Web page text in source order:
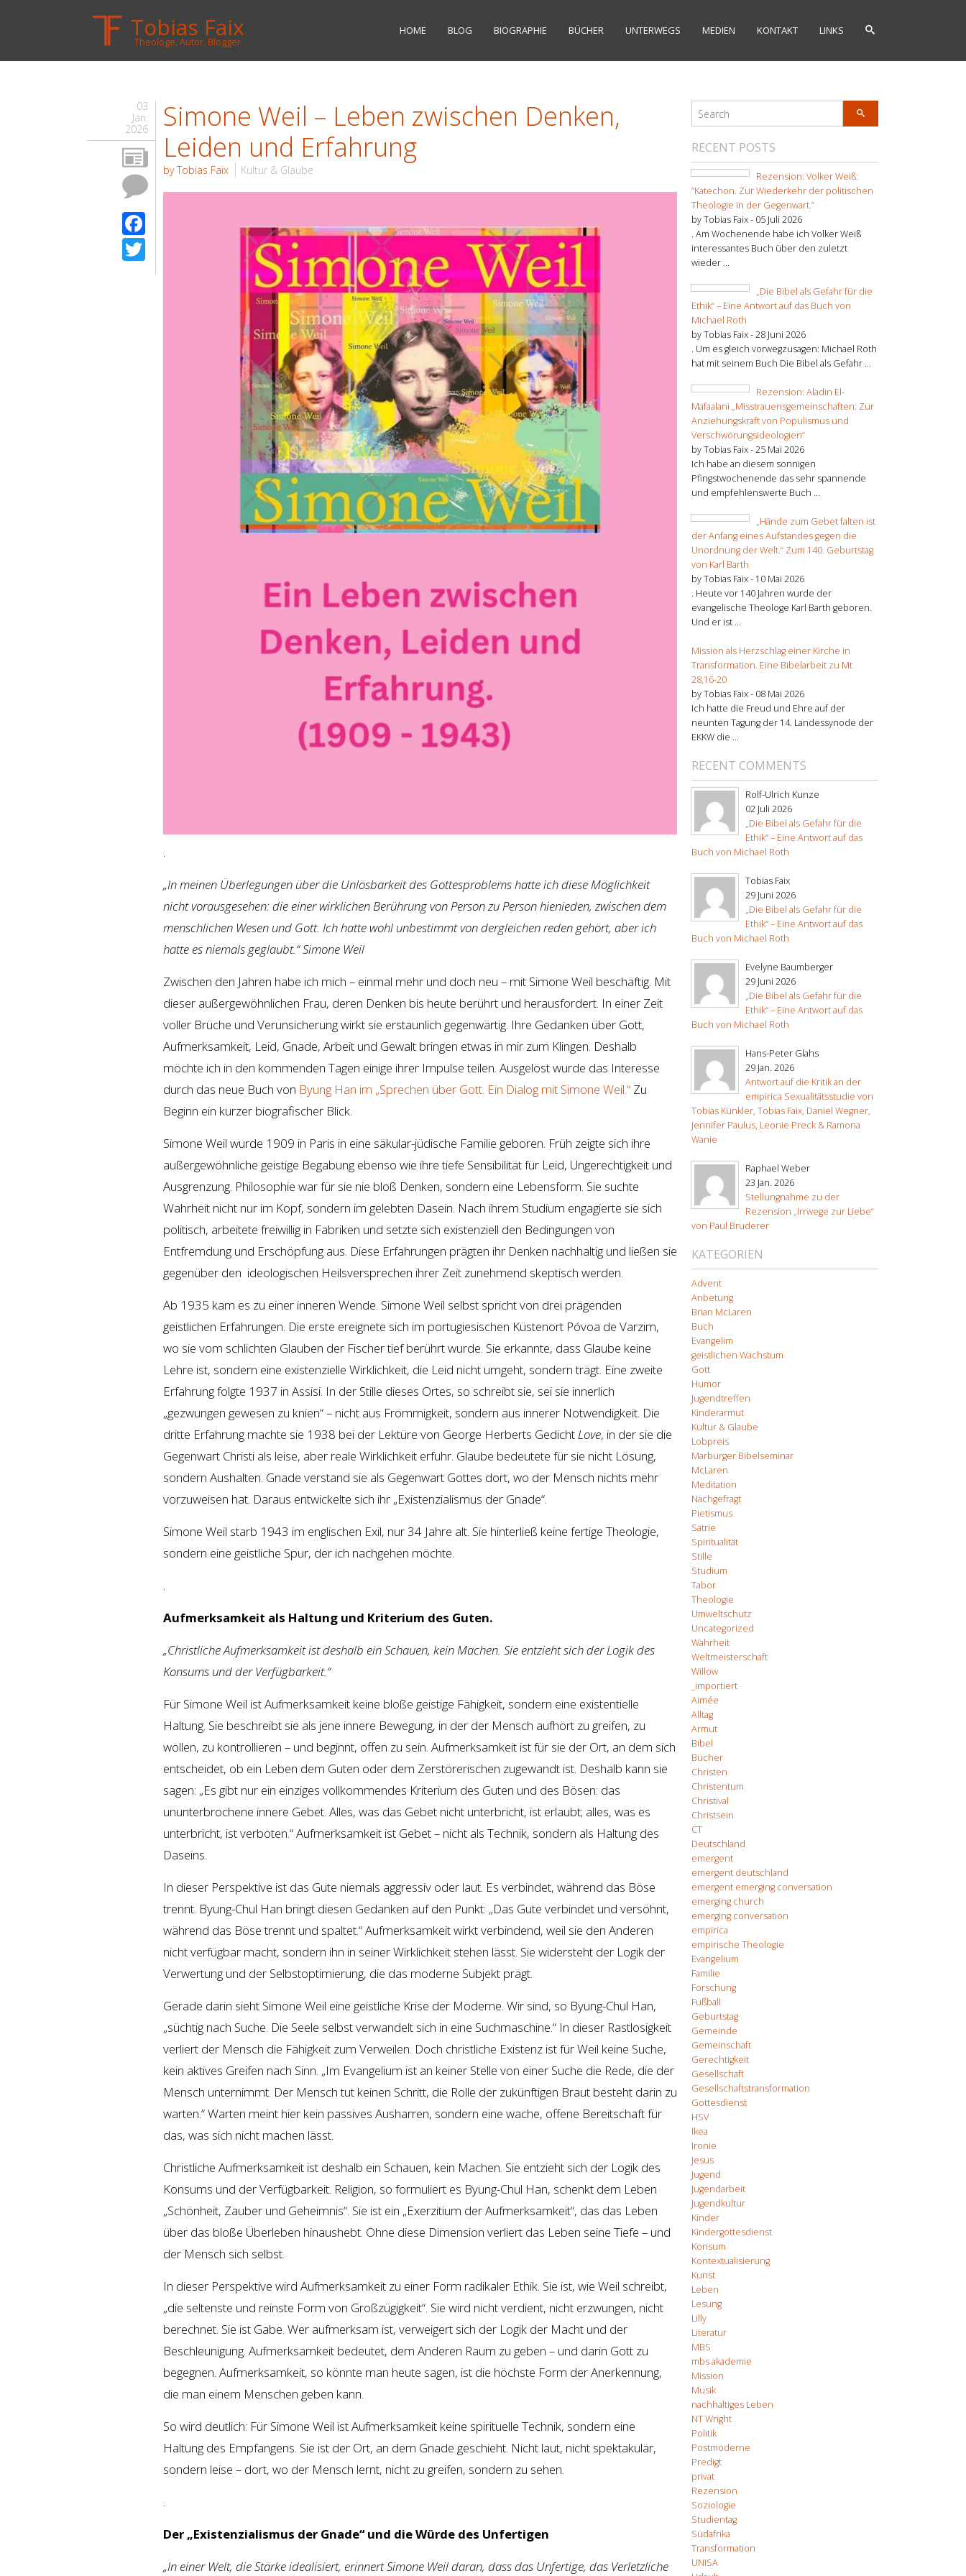
Tobias Faix
Theologe, Autor, Blogger
HOME BLOG BIOGRAPHIE BÜCHER UNTERWEGS MEDIEN KONTAKT LINKS
03
Jan.
2026
Facebook
Simone Weil – Leben zwischen Denken,
Leiden und Erfahrung
by Tobias Faix Kultur & Glaube
.
„In meinen Überlegungen über die Unlösbarkeit des Gottesproblems hatte ich diese Möglichkeit
nicht vorausgesehen: die einer wirklichen Berührung von Person zu Person hienieden, zwischen dem
menschlichen Wesen und Gott. Ich hatte wohl unbestimmt von dergleichen reden gehört, aber ich
hatte es niemals geglaubt.“ Simone Weil
Zwischen den Jahren habe ich mich – einmal mehr und doch neu – mit Simone Weil beschäftig. Mit
dieser außergewöhnlichen Frau, deren Denken bis heute berührt und herausfordert. In einer Zeit
voller Brüche und Verunsicherung wirkt sie erstaunlich gegenwärtig. Ihre Gedanken über Gott,
Aufmerksamkeit, Leid, Gnade, Arbeit und Gewalt bringen etwas in mir zum Klingen. Deshalb
möchte ich in den kommenden Tagen einige ihrer Impulse teilen. Ausgelöst wurde das Interesse
durch das neue Buch von Byung Han im „Sprechen über Gott. Ein Dialog mit Simone Weil.“ Zu
Beginn ein kurzer biografischer Blick.
Simone Weil wurde 1909 in Paris in eine säkular-jüdische Familie geboren. Früh zeigte sich ihre
außergewöhnliche geistige Begabung ebenso wie ihre tiefe Sensibilität für Leid, Ungerechtigkeit und
Ausgrenzung. Philosophie war für sie nie bloß Denken, sondern eine Lebensform. Sie suchte
Wahrheit nicht nur im Kopf, sondern im gelebten Dasein. Nach ihrem Studium engagierte sie sich
politisch, arbeitete freiwillig in Fabriken und setzte sich existenziell den Bedingungen von
Entfremdung und Erschöpfung aus. Diese Erfahrungen prägten ihr Denken nachhaltig und ließen sie
gegenüber den ideologischen Heilsversprechen ihrer Zeit zunehmend skeptisch werden.
Ab 1935 kam es zu einer inneren Wende. Simone Weil selbst spricht von drei prägenden
geistlichen Erfahrungen. Die erste ereignete sich im portugiesischen Küstenort Póvoa de Varzim,
wo sie vom schlichten Glauben der Fischer tief berührt wurde. Sie erkannte, dass Glaube keine
Lehre ist, sondern eine existenzielle Wirklichkeit, die Leid nicht umgeht, sondern trägt. Eine zweite
Erfahrung folgte 1937 in Assisi. In der Stille dieses Ortes, so schreibt sie, sei sie innerlich
„gezwungen gewesen zu knien“ – nicht aus Frömmigkeit, sondern aus innerer Notwendigkeit. Die
dritte Erfahrung machte sie 1938 bei der Lektüre von George Herberts GedichtLove, in der sie die
Gegenwart Christi als leise, aber reale Wirklichkeit erfuhr. Glaube bedeutete für sie nicht Lösung,
sondern Aushalten. Gnade verstand sie als Gegenwart Gottes dort, wo der Mensch nichts mehr
vorzuweisen hat. Daraus entwickelte sich ihr „Existenzialismus der Gnade“.
Simone Weil starb 1943 im englischen Exil, nur 34 Jahre alt. Sie hinterließ keine fertige Theologie,
sondern eine geistliche Spur, der ich nachgehen möchte.
.
Aufmerksamkeit als Haltung und Kriterium des Guten.
„Christliche Aufmerksamkeit ist deshalb ein Schauen, kein Machen. Sie entzieht sich der Logik des
Konsums und der Verfügbarkeit.“
Für Simone Weil ist Aufmerksamkeit keine bloße geistige Fähigkeit, sondern eine existentielle
Haltung. Sie beschreibt sie als jene innere Bewegung, in der der Mensch aufhört zu greifen, zu
wollen, zu kontrollieren – und beginnt, offen zu sein. Aufmerksamkeit ist für sie der Ort, an dem sich
entscheidet, ob ein Leben dem Guten oder dem Zerstörerischen zugewandt ist. Deshalb kann sie
sagen: „Es gibt nur ein einziges vollkommendes Kriterium des Guten und des Bösen: das
ununterbrochene innere Gebet. Alles, was das Gebet nicht unterbricht, ist erlaubt; alles, was es
unterbricht, ist verboten.“ Aufmerksamkeit ist Gebet – nicht als Technik, sondern als Haltung des
Daseins.
In dieser Perspektive ist das Gute niemals aggressiv oder laut. Es verbindet, während das Böse
trennt. Byung-Chul Han bringt diesen Gedanken auf den Punkt: „Das Gute verbindet und versöhnt,
während das Böse trennt und spaltet.“ Aufmerksamkeit wirkt verbindend, weil sie den Anderen
nicht verfügbar macht, sondern ihn in seiner Wirklichkeit stehen lässt. Sie widersteht der Logik der
Verwertung und der Selbstoptimierung, die das moderne Subjekt prägt.
Gerade darin sieht Simone Weil eine geistliche Krise der Moderne. Wir sind, so Byung-Chul Han,
„süchtig nach Suche. Die Seele selbst verwandelt sich in eine Suchmaschine.“ In dieser Rastlosigkeit
verliert der Mensch die Fähigkeit zum Verweilen. Doch christliche Existenz ist für Weil keine Suche,
kein aktives Greifen nach Sinn. „Im Evangelium ist an keiner Stelle von einer Suche die Rede, die der
Mensch unternimmt. Der Mensch tut keinen Schritt, die Rolle der zukünftigen Braut besteht darin zu
warten.“ Warten meint hier kein passives Ausharren, sondern eine wache, offene Bereitschaft für
das, was sich nicht machen lässt.
Christliche Aufmerksamkeit ist deshalb ein Schauen, kein Machen. Sie entzieht sich der Logik des
Konsums und der Verfügbarkeit. Religion, so formuliert es Byung-Chul Han, schenkt dem Leben
„Schönheit, Zauber und Geheimnis“. Sie ist ein „Exerzitium der Aufmerksamkeit“, das das Leben
über das bloße Überleben hinaushebt. Ohne diese Dimension verliert das Leben seine Tiefe – und
der Mensch sich selbst.
In dieser Perspektive wird Aufmerksamkeit zu einer Form radikaler Ethik. Sie ist, wie Weil schreibt,
„die seltenste und reinste Form von Großzügigkeit“. Sie wird nicht verdient, nicht erzwungen, nicht
berechnet. Sie ist Gabe. Wer aufmerksam ist, verweigert sich der Logik der Macht und der
Beschleunigung. Aufmerksamkeit bedeutet, dem Anderen Raum zu geben – und darin Gott zu
begegnen. Aufmerksamkeit, so könnte man heute sagen, ist die höchste Form der Anerkennung,
die man einem Menschen geben kann.
So wird deutlich: Für Simone Weil ist Aufmerksamkeit keine spirituelle Technik, sondern eine
Haltung des Empfangens. Sie ist der Ort, an dem Gnade geschieht. Nicht laut, nicht spektakulär,
sondern leise – dort, wo der Mensch lernt, nicht zu greifen, sondern zu sehen.
.
Der „Existenzialismus der Gnade“ und die Würde des Unfertigen
„In einer Welt, die Stärke idealisiert, erinnert Simone Weil daran, dass das Unfertige, das Verletzliche
RECENT POSTS
Rezension: Volker Weiß:
“Katechon. Zur Wiederkehr der politischen
Theologie in der Gegenwart.”
by Tobias Faix - 05 Juli 2026
. Am Wochenende habe ich Volker Weiß
interessantes Buch über den zuletzt
wieder ...
„Die Bibel als Gefahr für die
Ethik“ – Eine Antwort auf das Buch von
Michael Roth
by Tobias Faix -28 Juni 2026
. Um es gleich vorwegzusagen: Michael Roth
hat mit seinem Buch Die Bibel als Gefahr ...
Rezension: Aladin El-
Mafaalani „Misstrauensgemeinschaften: Zur
Anziehungskraft von Populismus und
Verschwörungsideologien“
by Tobias Faix -25 Mai 2026
Ich habe an diesem sonnigen
Pfingstwochenende das sehr spannende
und empfehlenswerte Buch ...
„Hände zum Gebet falten ist
der Anfang eines Aufstandes gegen die
Unordnung der Welt.“ Zum 140. Geburtstag
von Karl Barth
by Tobias Faix - 10 Mai 2026
. Heute vor 140 Jahren wurde der
evangelische Theologe Karl Barth geboren.
Und er ist ...
Mission als Herzschlag einer Kirche in
Transformation. Eine Bibelarbeit zu Mt
28,16-20
by Tobias Faix - 08 Mai 2026
Ich hatte die Freud und Ehre auf der
neunten Tagung der 14. Landessynode der
EKKW die ...
RECENT COMMENTS
Rolf-Ulrich Kunze
02 Juli 2026
„Die Bibel als Gefahr für die
Ethik“ – Eine Antwort auf das
Buch von Michael Roth
Tobias Faix
29 Juni 2026
„Die Bibel als Gefahr für die
Ethik“ – Eine Antwort auf das
Buch von Michael Roth
Evelyne Baumberger
29 Juni 2026
„Die Bibel als Gefahr für die
Ethik“ – Eine Antwort auf das
Buch von Michael Roth
Hans-Peter Glahs
29 Jan. 2026
Antwort auf die Kritik an der
empirica Sexualitätsstudie von
Tobias Künkler, Tobias Faix, Daniel Wegner,
Jennifer Paulus, Leonie Preck & Ramona
Wanie
Raphael Weber
23 Jan. 2026
Stellungnahme zu der
Rezension „Irrwege zur Liebe“
von Paul Bruderer
KATEGORIEN
Advent
Anbetung
Brian McLaren
Buch
Evangelim
geistlichen Wachstum
Gott
Humor
Jugendtreffen
Kinderarmut
Kultur & Glaube
Lobpreis
Marburger Bibelseminar
McLaren
Meditation
Nachgefragt
Pietismus
Satrie
Spiritualität
Stille
Studium
Tabor
Theologie
Umweltschutz
Uncategorized
Wahrheit
Weltmeisterschaft
Willow
_importiert
Aimée
Alltag
Armut
Bibel
Bücher
Christen
Christentum
Christival
Christsein
CT
Deutschland
emergent
emergent deutschland
emergent emerging conversation
emerging church
emerging conversation
empirica
empirische Theologie
Evangelium
Familie
Forschung
Fußball
Geburtstag
Gemeinde
Gemeinschaft
Gerechtigkeit
Gesellschaft
Gesellschaftstransformation
Gottesdienst
HSV
Ikea
Ironie
Jesus
Jugend
Jugendarbeit
Jugendkultur
Kinder
Kindergottesdienst
Konsum
Kontextualisierung
Kunst
Leben
Lesung
Lilly
Literatur
MBS
mbs akademie
Mission
Musik
nachhaltiges Leben
NT Wright
Politik
Postmoderne
Predigt
privat
Rezension
Soziologie
Studientag
Südafrika
Transformation
UNISA